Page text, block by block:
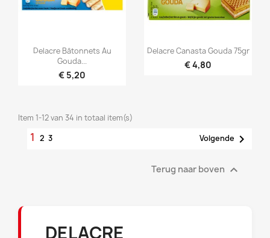
Snel bekijken
Delacre Bâtonnets Au
Gouda...
€ 5,20
Snel bekijken
Delacre Canasta Gouda 75gr
€ 4,80
Item 1-12 van 34 in totaal item(s)
1 23 Volgende 
Terug naar boven 
DELACRE